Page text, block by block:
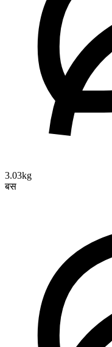
3.03kg
बस